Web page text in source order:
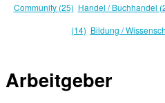
Community (25) Handel / Buchhandel
(14) Bildung /
Arbeitgeber